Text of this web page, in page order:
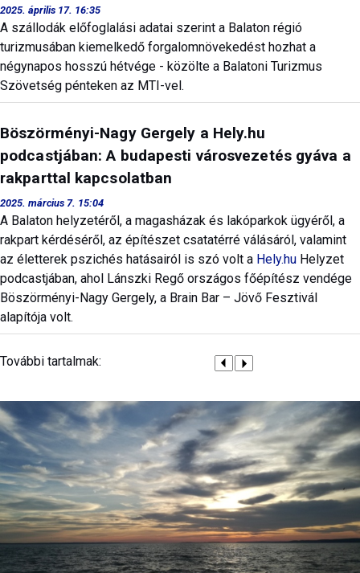
2025. április 17. 16:35
A szállodák előfoglalási adatai szerint a Balaton régió
turizmusában kiemelkedő forgalomnövekedést hozhat a
négynapos hosszú hétvége - közölte a Balatoni Turizmus
Szövetség pénteken az MTI-vel.
Böszörményi-Nagy Gergely a Hely.hu
podcastjában: A budapesti városvezetés gyáva a
rakparttal kapcsolatban
2025. március 7. 15:04
A Balaton helyzetéről, a magasházak és lakóparkok ügyéről, a
rakpart kérdéséről, az építészet csatatérré válásáról, valamint
az életterek pszichés hatásairól is szó volt a Hely.hu Helyzet
podcastjában, ahol Lánszki Regő országos főépítész vendége
Böszörményi-Nagy Gergely, a Brain Bar – Jövő Fesztivál
alapítója volt.
További tartalmak: